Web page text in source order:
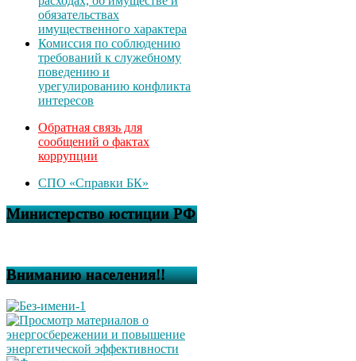
обязательствах
имущественного характера
Комиссия по соблюдению
требований к служебному
поведению и
урегулированию конфликта
интересов
Обратная связь для
сообщений о фактах
коррупции
СПО «Справки БК»
Министерство юстиции РФ
Вниманию населения!!